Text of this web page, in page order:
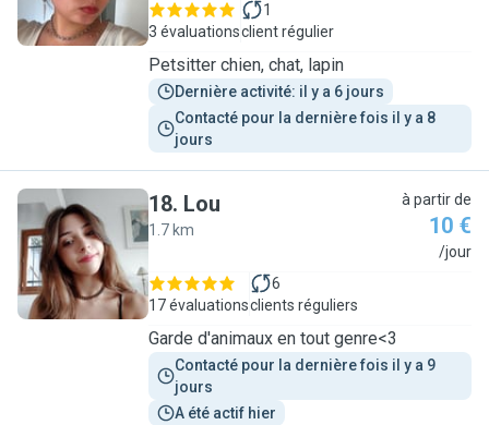
3 évaluations
1
client régulier
Petsitter chien, chat, lapin
Dernière activité: il y a 6 jours
Contacté pour la dernière fois il y a 8
jours
L
18. Lou
1.7 km
à partir de
10 €
/jour
17 évaluations
6
clients réguliers
Garde d'animaux en tout genre<3
Contacté pour la dernière fois il y a 9
jours
A été actif hier